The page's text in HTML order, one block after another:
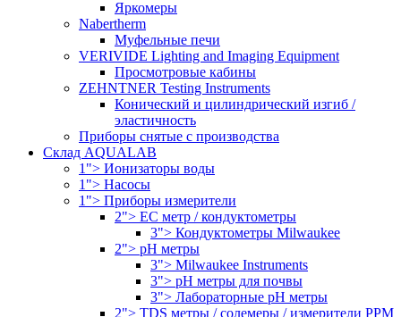
Яркомеры
Nabertherm
Муфельные печи
VERIVIDE Lighting and Imaging Equipment
Просмотровые кабины
ZEHNTNER Testing Instruments
Конический и цилиндрический изгиб /
эластичность
Приборы снятые с производства
Склад AQUALAB
1"> Ионизаторы воды
1"> Насосы
1"> Приборы измерители
2"> EC метр / кондуктометры
3"> Кондуктометры Milwaukee
2"> pH метры
3"> Milwaukee Instruments
3"> pH метры для почвы
3"> Лабораторные pH метры
2"> TDS метры / солемеры / измерители PPM